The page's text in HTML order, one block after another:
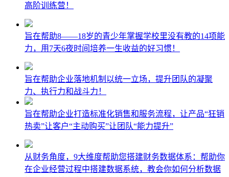
高阶训练营！
旨在帮助8——18岁的青少年掌握学校里没有教的14项能
力，用7天6夜时间培养一生收益的好习惯！
旨在帮助企业落地机制以统一立场，提升团队的凝聚
力、执行力和战斗力！
旨在帮助企业打造标准化销售和服务流程，让产品“狂销
热卖”让客户“主动购买”让团队“能力提升”
从财务角度，9大维度帮助您搭建财务数据体系：帮助你
在企业经营过程中搭建数据系统，教会你如何分析数据